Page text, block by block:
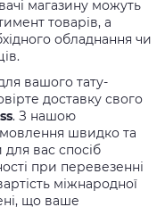
магазину можуть
товарів, а
обладнання чи
вашого тату-
доставку свого
. З нашою
швидко та
вас спосіб
при перевезенні
міжнародної
що ваше